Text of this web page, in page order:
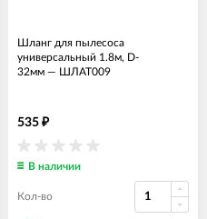
Шланг для пылесоса
универсальный 1.8м, D-
32мм — ШЛАТ009
535 ₽
В наличии
Кол-во